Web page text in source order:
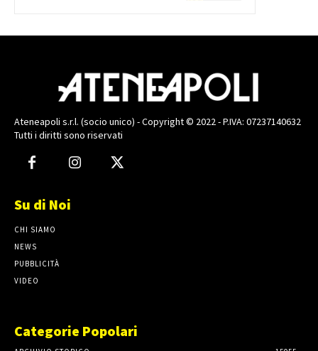
Ateneapoli s.r.l. (socio unico) - Copyright © 2022 - P.IVA: 07237140632
Tutti i diritti sono riservati
Su di Noi
CHI SIAMO
NEWS
PUBBLICITÀ
VIDEO
Categorie Popolari